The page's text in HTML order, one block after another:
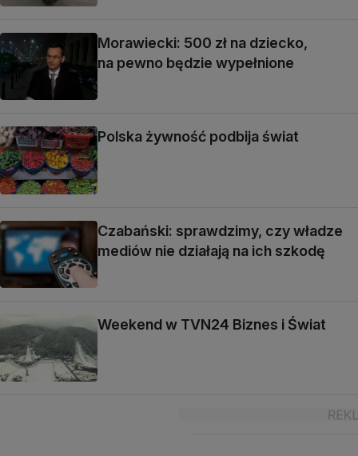
Morawiecki: 500 zł na dziecko,
na pewno będzie wypełnione
Polska żywność podbija świat
Czabański: sprawdzimy, czy władze
mediów nie działają na ich szkodę
Weekend w TVN24 Biznes i Świat